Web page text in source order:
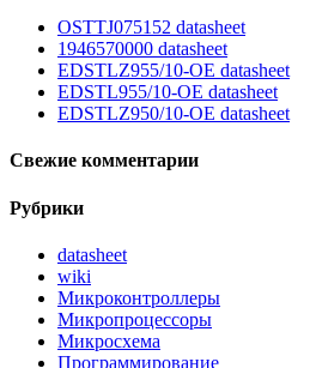
OSTTJ075152 datasheet
1946570000 datasheet
EDSTLZ955/10-OE datasheet
EDSTL955/10-OE datasheet
EDSTLZ950/10-OE datasheet
Свежие комментарии
Рубрики
datasheet
wiki
Микроконтроллеры
Микропроцессоры
Микросхема
Программирование